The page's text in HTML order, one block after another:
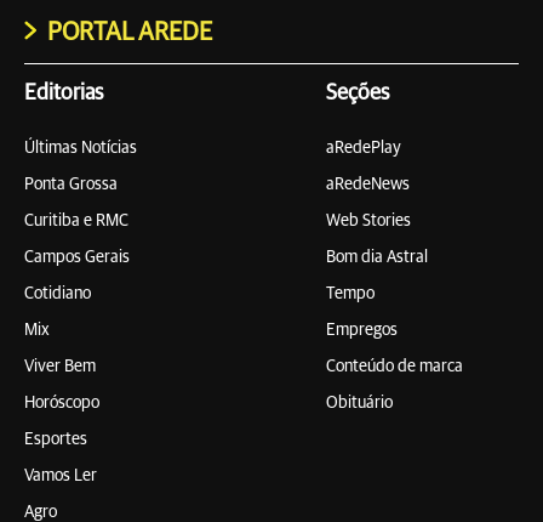
PORTAL AREDE
Editorias
Últimas Notícias
Ponta Grossa
Curitiba e RMC
Campos Gerais
Cotidiano
Mix
Viver Bem
Horóscopo
Esportes
Vamos Ler
Agro
Seções
aRedePlay
aRedeNews
Web Stories
Bom dia Astral
Tempo
Empregos
Conteúdo de marca
Obituário